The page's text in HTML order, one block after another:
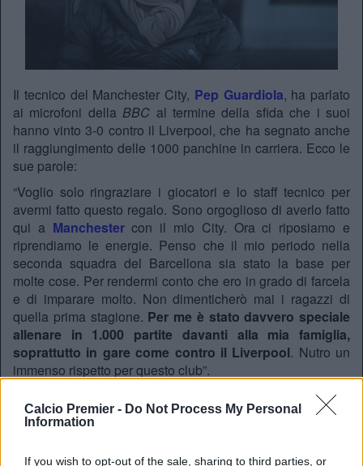
Calcio Premier - Do Not Process My Personal
Information
If you wish to opt-out of the sale, sharing to third parties, or
Il tecnico del Manchester City, Pep Guardiola, ha parlato
ai microfoni dellaBBC al termine della sfida che i suoi
hanno vinto 3-0 contro il Liverpool, che ha segnato anche
il raggiungimento delle 1000 panchine in carriera. Ecco le
sue parole:
“Voglio solo ringraziare i giocatori e lo staff tecnico per
avermi fatto questo regalo. Sono orgoglioso di averlo fatto
qui a Manchestercon il mio City. Ora ci riposiamo e
riprendiamo le energie. Penso che il mio periodo nella
seconda squadra del Barcellona sia stato la base per
molte cose. Per rendermi conto che ero in grado di farcela
e di imparare molto. Non dimenticherò mai i ragazzi di
quella prima stagione. Per me è stato davvero speciale
allenare in 1.000 partite davanti alla mia famiglia,
soprattutto in gare come contro il Liverpool. Nutro un
immenso rispetto per questo club”.
Sul talento di Doku